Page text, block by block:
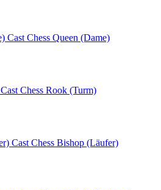
Cast Chess Queen (Dame)
Cast Chess Rook (Turm)
Cast Chess Bishop (Läufer)